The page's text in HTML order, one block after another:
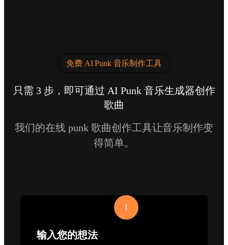
免费 AI Punk 音乐制作工具
只需 3 步，即可通过 AI Punk 音乐生成器创作
歌曲
我们的在线 punk 歌曲创作工具让音乐制作变
得简单。
1
输入您的想法